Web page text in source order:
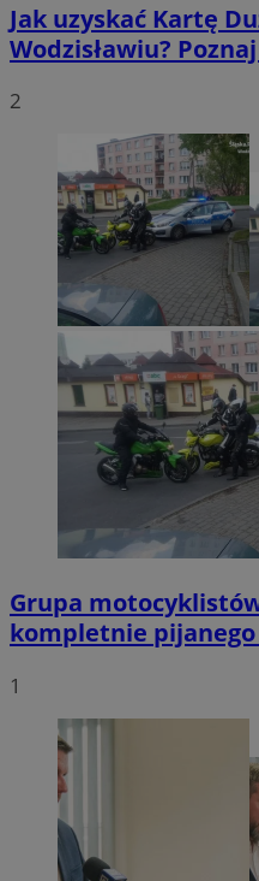
Jak uzyskać Kartę
Wodzisławiu?
2
Grupa
kompletnie pijanego
1